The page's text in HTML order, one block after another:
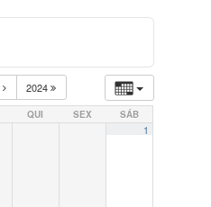
2024
QUI SEX SÁB
1